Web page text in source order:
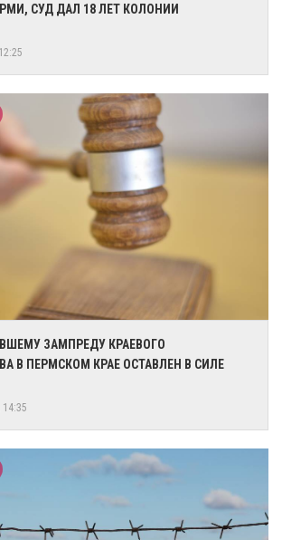
СУД ДАЛ 18 ЛЕТ КОЛОНИИ
ЗАМПРЕДУ КРАЕВОГО
В ПЕРМСКОМ КРАЕ ОСТАВЛЕН В СИЛЕ
14:35